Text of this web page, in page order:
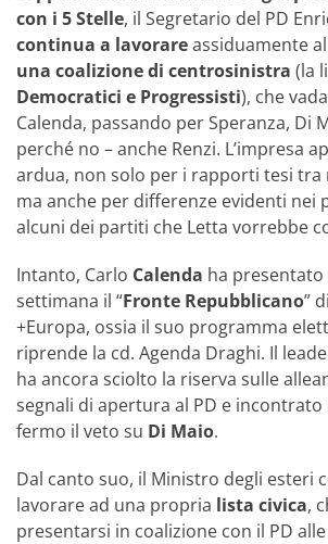
con i 5 Stelle, il Segretario del PD
continua a lavorareassiduamente
una coalizione di centrosinistra (la
Democratici e Progressisti), che
Calenda, passando per Speranza, Di
perché no – anche Renzi. L’impresa
ardua, non solo per i rapporti tesi tra
ma anche per differenze evidenti nei
alcuni dei partiti che Letta vorrebbe
Intanto, Carlo Calenda ha presentato
settimana il “Fronte Repubblicano”
+Europa, ossia il suo programma
riprende la cd. Agenda Draghi. Il
ha ancora sciolto la riserva sulle
segnali di apertura al PD e incontrato
fermo il veto su Di Maio.
Dal canto suo, il Ministro degli esteri
lavorare ad una propria lista civica,
presentarsi in coalizione con il PD